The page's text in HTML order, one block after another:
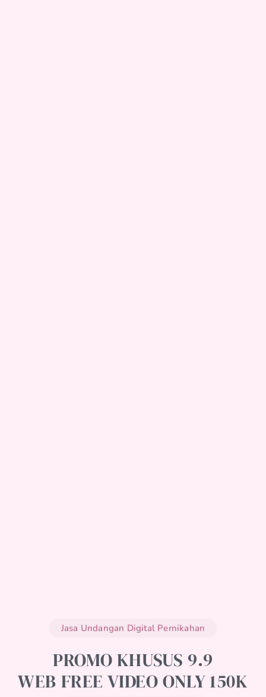
Jasa Undangan Digital Pernikahan
PROMO KHUSUS 9.9
WEB FREE VIDEO ONLY 150K